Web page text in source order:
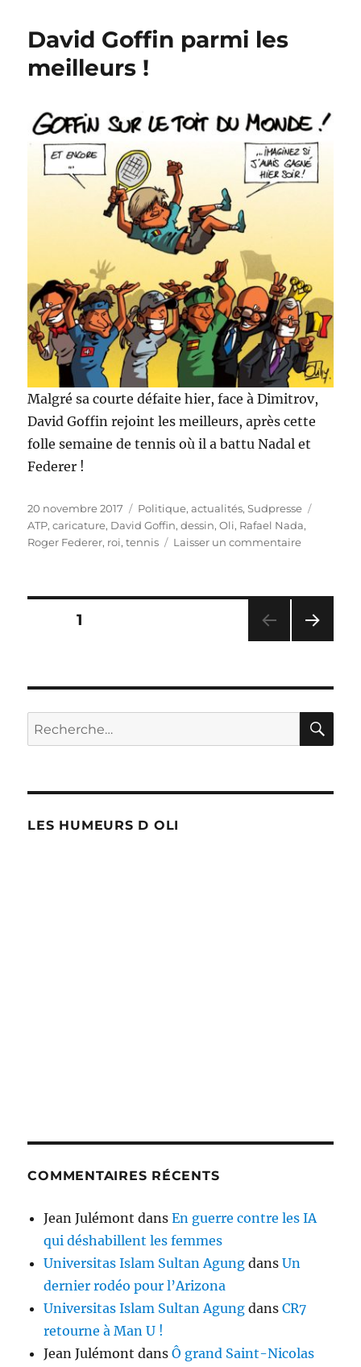
Open
David Goffin parmi les
meilleurs !
Malgré sa courte défaite hier, face à Dimitrov,
David Goffin rejoint les meilleurs, après cette
folle semaine de tennis où il a battu Nadal et
Federer !
Publié
le
20 novembre 2017 Catégories
Politique, actualités,Sudpresse
ATP,caricature, David Goffin,dessin,Oli, Rafael Nada,
Roger Federer, roi,tennis Laisser un commentairesur
meilleurs
!
Pagination
publications
PAGE1
ANT
E
Recherche
pour :
LES HUMEURS D OLI
COMMENTAIRES RÉCENTS
Jean Julémont dansEn guerre contre les IA
qui déshabillent les femmes
Universitas Islam Sultan Agung dansUn
dernier rodéo pour l’Arizona
Universitas Islam Sultan Agung dansCR7
retourne à Man U !
Jean Julémont dansÔ grand Saint-Nicolas